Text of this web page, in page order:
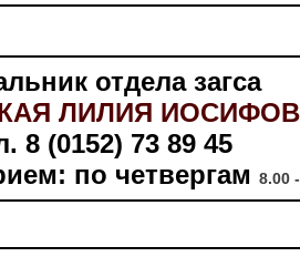
отдела загса
ЛИЛИЯ
8 (0152) 73 89 45
по четвергам 8.00